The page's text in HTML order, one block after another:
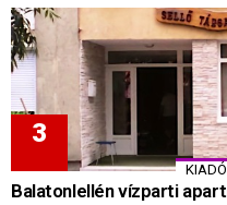
Balatonlellén vízparti